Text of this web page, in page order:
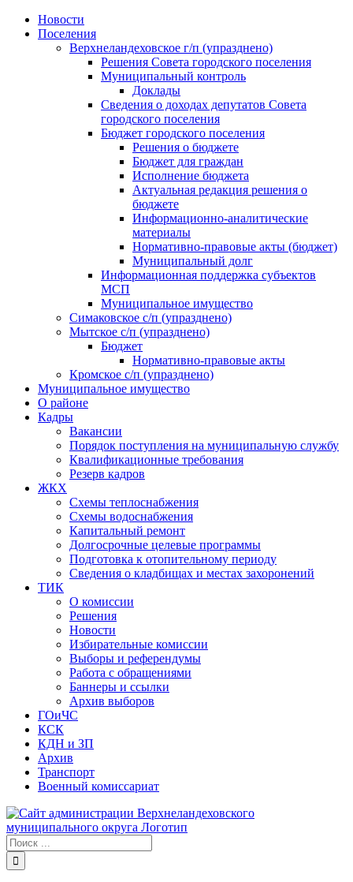
Skip
Новости
Поселения
Верхнеландеховское г/п (упразднено)
Решения Совета городского поселения
Муниципальный контроль
Доклады
Сведения о доходах депутатов Совета
городского поселения
Бюджет городского поселения
Решения о бюджете
Бюджет для граждан
Исполнение бюджета
Актуальная редакция решения о
бюджете
Информационно-аналитические
материалы
Нормативно-правовые акты (бюджет)
Муниципальный долг
Информационная поддержка субъектов
МСП
Муниципальное имущество
Симаковское с/п (упразднено)
Мытское с/п (упразднено)
Бюджет
Нормативно-правовые акты
Кромское с/п (упразднено)
Муниципальное имущество
О районе
Кадры
Вакансии
Порядок поступления на муниципальную службу
Квалификационные требования
Резерв кадров
ЖКХ
Схемы теплоснабжения
Схемы водоснабжения
Капитальный ремонт
Долгосрочные целевые программы
Подготовка к отопительному периоду
Сведения о кладбищах и местах захоронений
ТИК
О комиссии
Решения
Новости
Избирательные комиссии
Выборы и референдумы
Работа с обращениями
Баннеры и ссылки
Архив выборов
ГОиЧС
КСК
КДН и ЗП
Архив
Транспорт
Военный комиссариат
Результат
поиска: